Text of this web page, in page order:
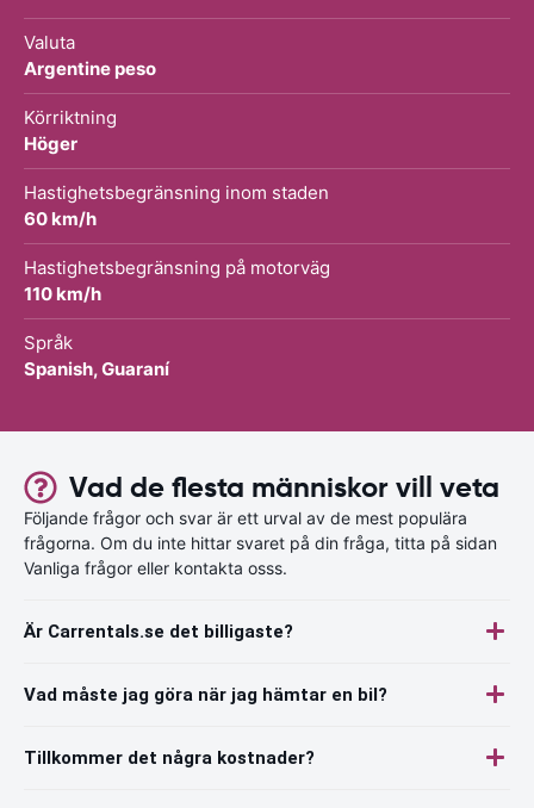
Valuta
Argentine peso
Körriktning
Höger
Hastighetsbegränsning inom staden
60 km/h
Hastighetsbegränsning på motorväg
110 km/h
Språk
Spanish, Guaraní
Vad de flesta människor vill veta
Följande frågor och svar är ett urval av de mest populära
frågorna. Om du inte hittar svaret på din fråga, titta på sidan
Vanliga frågor eller kontakta osss.
Är Carrentals.se det billigaste?
Vad måste jag göra när jag hämtar en bil?
Tillkommer det några kostnader?